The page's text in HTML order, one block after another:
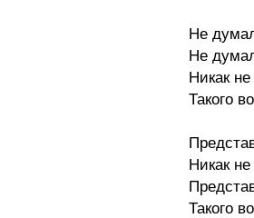
Не
Не
Никак
Такого
Никак
Такого